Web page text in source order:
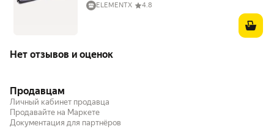
ELEMENTX
4.8
Нет отзывов и оценок
Продавцам
Личный кабинет продавца
Продавайте на Маркете
Документация для партнёров